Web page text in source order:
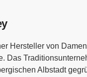
Hersteller von
Das
Albstadt